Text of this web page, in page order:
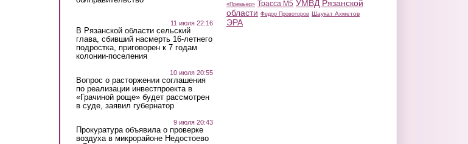
11 июля 22:16
В Рязанской области сельский
глава, сбивший насмерть 16-летнего
подростка, приговорен к 7 годам
колонии-поселения
10 июля 20:55
Вопрос о расторжении соглашения
по реализации инвестпроекта в
«Грачиной роще» будет рассмотрен
в суде, заявил губернатор
9 июля 20:43
Прокуратура объявила о проверке
воздуха в микрорайоне Недостоево
«Премьер» Трасса М5 УМВД Рязанской
области Федор Провоторов Шаукат Ахметов
ЭРА